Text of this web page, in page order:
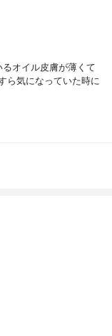
オイル皮膚が薄くて
ら気になっていた時に